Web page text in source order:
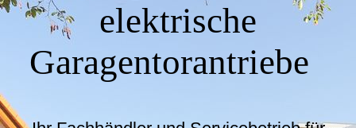
elektrische
Garagentorantriebe